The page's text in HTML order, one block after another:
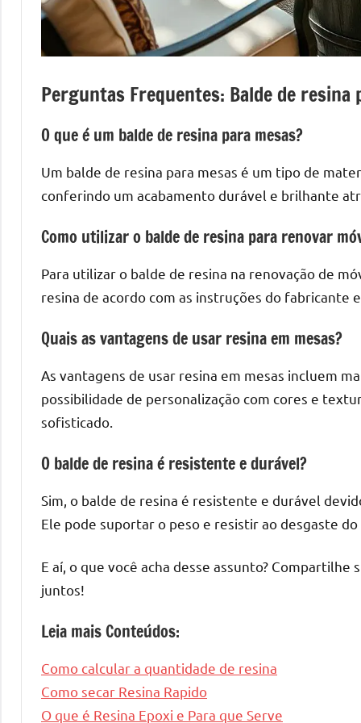
mesas
de
tampinhas
Perguntas Frequentes: Balde de resina
O que é um balde de resina para mesas?
Um balde de resina para mesas é um tipo de
conferindo um acabamento durável e brilhante
Como utilizar o balde de resina para renovar
Para utilizar o balde de resina na renovação de
resina de acordo com as instruções do fabricante
Quais as vantagens de usar resina em mesas?
As vantagens de usar resina em mesas incluem
possibilidade de personalização com cores e
sofisticado.
O balde de resina é resistente e durável?
Sim, o balde de resina é resistente e durável
Ele pode suportar o peso e resistir ao desgaste
E aí, o que você acha desse assunto?
juntos!
Leia mais Conteúdos:
Como calcular a quantidade de resina
Como secar Resina Rapido
O que é Resina Epoxi e Para que Serve